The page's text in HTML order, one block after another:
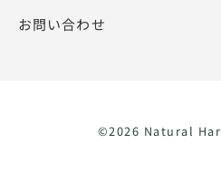
お問い合わせ
©2026 Natural